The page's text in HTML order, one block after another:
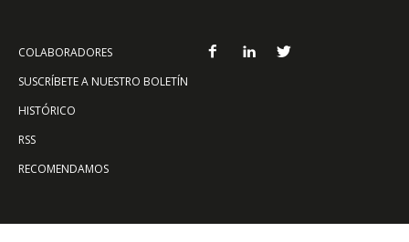
COLABORADORES
SUSCRÍBETE A NUESTRO BOLETÍN
HISTÓRICO
RSS
RECOMENDAMOS